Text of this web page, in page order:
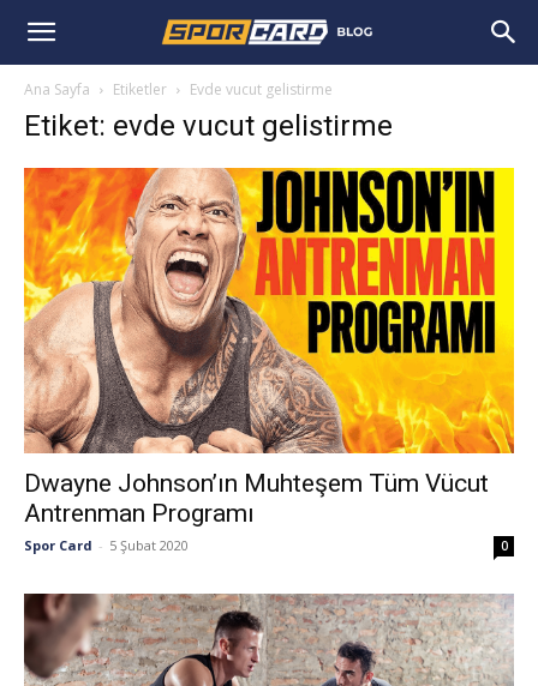
Ana Sayfa Etiketler Evde vucut gelistirme
Etiket: evde vucut gelistirme
Dwayne Johnson’ın Muhteşem Tüm Vücut
Antrenman Programı
Spor Card - 5 Şubat 2020 0